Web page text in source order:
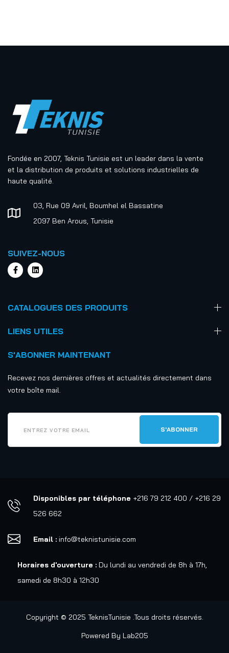
Fondée en 2007, Teknis Tunisie est un leader dans la vente
et la distribution de produits et solutions industrielles de
haute qualité.
03, Rue 09 Avril, Boumhel el Bassatine
2097 Ben Arous, Tunisie
SUIVEZ-NOUS
CATALOGUES DES PRODUITS
LIENS UTILES
S'ABONNER MAINTENANT
Recevez nos dernières offres et actualités directement dans
votre boîte mail.
Disponibles par téléphone +216 79 212 400 / +216 29
526 662
Email : info@teknistunisie.com
Horaires d'ouverture : Du lundi au vendredi de 8h à 17h,
samedi de 8h30 à 12h30
Copyright © 2025 TeknisTunisie .Tous droits réservés.
Powered By Lab205